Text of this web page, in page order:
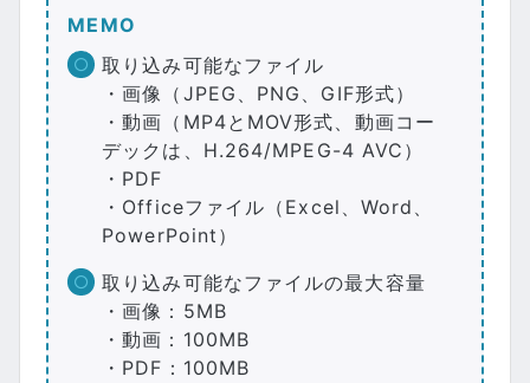
MEMO
取り込み可能なファイル
・画像（JPEG、PNG、GIF形式）
・動画（MP4とMOV形式、動画コー
デックは、H.264/MPEG-4 AVC）
・PDF
・Officeファイル（Excel、Word、
PowerPoint）
取り込み可能なファイルの最大容量
・画像：5MB
・動画：100MB
・PDF：100MB